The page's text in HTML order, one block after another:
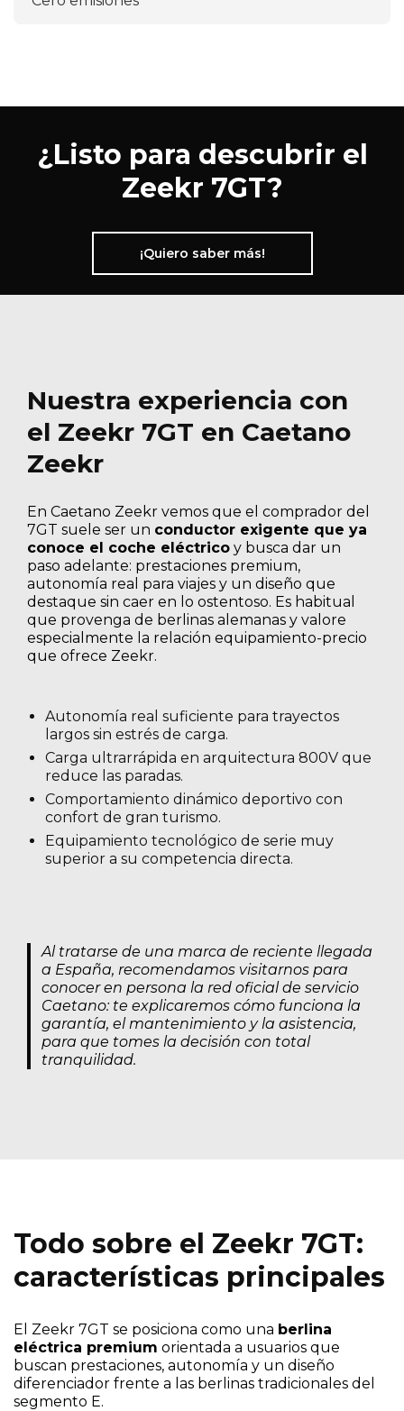
¿Listo para descubrir el
Zeekr 7GT?
¡Quiero saber más!
Nuestra experiencia con
el Zeekr 7GT en Caetano
Zeekr
En Caetano Zeekr vemos que el comprador del
7GT suele ser un conductor exigente que ya
conoce el coche eléctrico y busca dar un
paso adelante: prestaciones premium,
autonomía real para viajes y un diseño que
destaque sin caer en lo ostentoso. Es habitual
que provenga de berlinas alemanas y valore
especialmente la relación equipamiento-precio
que ofrece Zeekr.
Autonomía real suficiente para trayectos
largos sin estrés de carga.
Carga ultrarrápida en arquitectura 800V que
reduce las paradas.
Comportamiento dinámico deportivo con
confort de gran turismo.
Equipamiento tecnológico de serie muy
superior a su competencia directa.
Al tratarse de una marca de reciente llegada
a España, recomendamos visitarnos para
conocer en persona la red oficial de servicio
Caetano: te explicaremos cómo funciona la
garantía, el mantenimiento y la asistencia,
para que tomes la decisión con total
tranquilidad.
Todo sobre el Zeekr 7GT:
características principales
El Zeekr 7GT se posiciona como una berlina
eléctrica premium orientada a usuarios que
buscan prestaciones, autonomía y un diseño
diferenciador frente a las berlinas tradicionales del
segmento E.